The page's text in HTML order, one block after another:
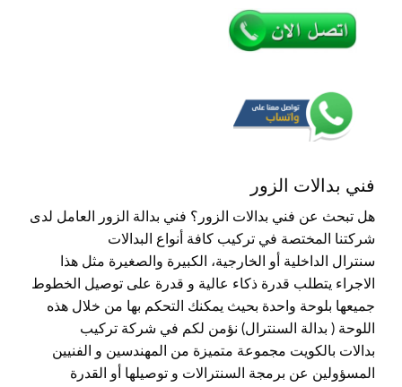
فني بدالات الزور
هل تبحث عن فني بدالات الزور؟ فني بدالة الزور العامل لدى
شركتنا المختصة في تركيب كافة أنواع البدالات
سنترال الداخلية أو الخارجية، الكبيرة والصغيرة مثل هذا
الاجراء يتطلب قدرة ذكاء عالية و قدرة على توصيل الخطوط
جميعها بلوحة واحدة بحيث يمكنك التحكم بها من خلال هذه
اللوحة ( بدالة السنترال) نؤمن لكم في شركة تركيب
بدالات بالكويت مجموعة متميزة من المهندسين و الفنيين
المسؤولين عن برمجة السنترالات و توصيلها أو القدرة